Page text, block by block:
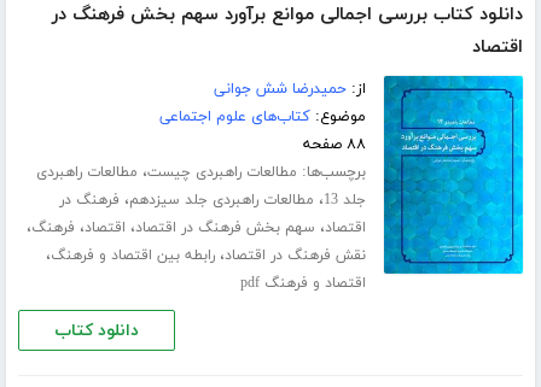
دانلود کتاب بررسی اجمالی موانع برآورد سهم بخش فرهنگ در
اقتصاد
از:حمیدرضا شش جوانی
موضوع:کتاب‌های علوم اجتماعی
۸۸ صفحه
برچسب‌ها: مطالعات راهبردی چیست، مطالعات راهبردی
جلد 13
، مطالعات راهبردی جلد سیزدهم، فرهنگ در
اقتصاد، سهم بخش فرهنگ در اقتصاد، اقتصاد، فرهنگ،
نقش فرهنگ در اقتصاد،رابطه بین اقتصاد و فرهنگ،
اقتصاد و فرهنگ pdf
دانلود کتاب